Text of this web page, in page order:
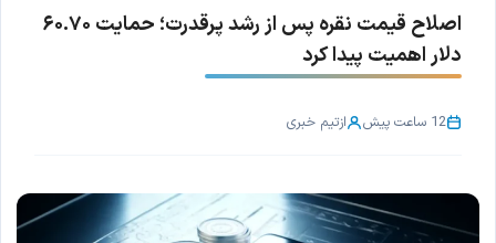
اصلاح قیمت نقره پس از رشد پرقدرت؛ حمایت ۶۰.۷۰
دلار اهمیت پیدا کرد
12 ساعت پیش ازتیم خبری